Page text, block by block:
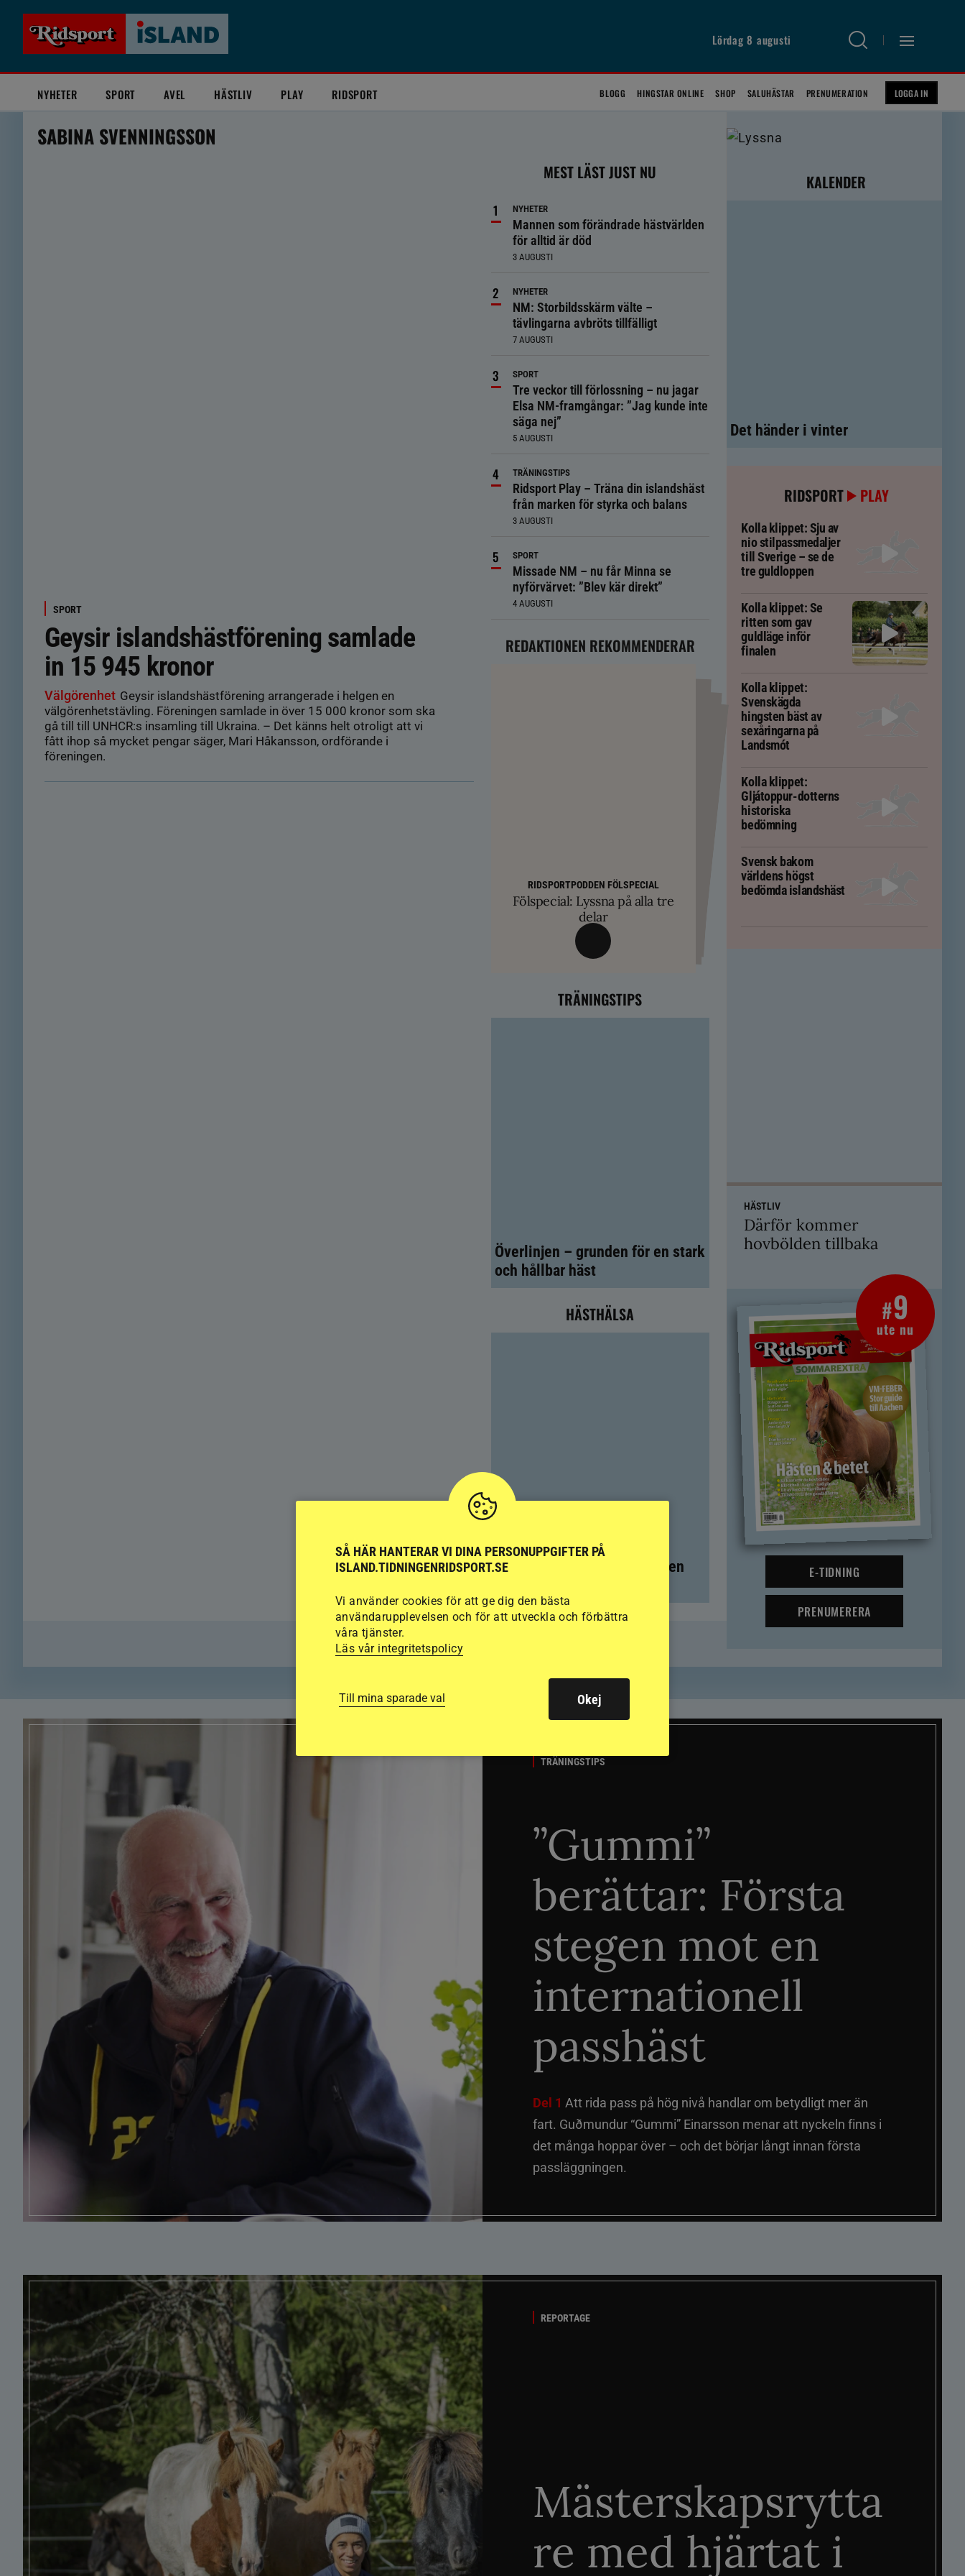
Lördag 8 augusti
NYHETER SPORT AVEL HÄSTLIV PLAY RIDSPORT BLOGG HINGSTAR ONLINE SHOP SALUHÄSTAR PRENUMERATION LOGGA IN
SABINA SVENNINGSSON
SPORT
Geysir islandshästförening samlade
in 15 945 kronor
Välgörenhet Geysir islandshästförening arrangerade i helgen en
välgörenhetstävling. Föreningen samlade in över 15 000 kronor som ska
gå till till UNHCR:s insamling till Ukraina. – Det känns helt otroligt att vi
fått ihop så mycket pengar säger, Mari Håkansson, ordförande i
föreningen.
MEST LÄST JUST NU
NYHETER
Mannen som förändrade hästvärlden
för alltid är död
3 AUGUSTI
NYHETER
NM: Storbildsskärm välte –
tävlingarna avbröts tillfälligt
7 AUGUSTI
SPORT
Tre veckor till förlossning – nu jagar
Elsa NM-framgångar: ”Jag kunde inte
säga nej”
5 AUGUSTI
TRÄNINGSTIPS
Ridsport Play – Träna din islandshäst
från marken för styrka och balans
3 AUGUSTI
SPORT
Missade NM – nu får Minna se
nyförvärvet: ”Blev kär direkt”
4 AUGUSTI
REDAKTIONEN REKOMMENDERAR
RIDSPORTPODDEN FÖLSPECIAL
Fölspecial: Lyssna på alla tre
delar
TRÄNINGSTIPS
Balans och lösgjordhet krävs för att
övervinna travtakt i tölten
Färre hältor vid lösdrift – men kan
ge nya problem
SM-finalist till Tyskland och
exklusiva betäckningar
TRÄNINGSTIPS
Överlinjen – grunden för en stark
och hållbar häst
HÄSTHÄLSA
Färre hältor vid lösdrift – men
KALENDER
Det händer i vinter
RIDSPORT PLAY
Kolla klippet: Sju av
nio stilpassmedaljer
till Sverige – se de
tre guldloppen
Kolla klippet: Se
ritten som gav
guldläge inför
finalen
Kolla klippet:
Svenskägda
hingsten bäst av
sexåringarna på
Landsmót
Kolla klippet:
Gljátoppur-dotterns
historiska
bedömning
Svensk bakom
världens högst
bedömda islandshäst
HÄSTLIV
Därför kommer
hovbölden tillbaka
#9
ute nu
E-TIDNING
PRENUMERERA
TRÄNINGSTIPS
”Gummi”
berättar: Första
stegen mot en
internationell
passhäst
Del 1 Att rida pass på hög nivå handlar om betydligt mer än
fart. Guðmundur “Gummi” Einarsson menar att nyckeln finns i
det många hoppar över – och det börjar långt innan första
passläggningen.
REPORTAGE
Mästerskapsrytta
re med hjärtat i
SÅ HÄR HANTERAR VI DINA PERSONUPPGIFTER PÅ
ISLAND.TIDNINGENRIDSPORT.SE
Vi använder cookies för att ge dig den bästa
användarupplevelsen och för att utveckla och förbättra
våra tjänster.
Läs vår integritetspolicy
Till mina sparade val Okej